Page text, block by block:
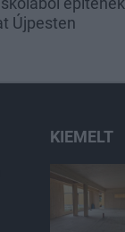
Újpesten
KIEMELT